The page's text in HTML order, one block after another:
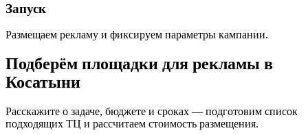
Запуск
Размещаем рекламу и фиксируем параметры кампании.
Подберём площадки для рекламы в
Косатыни
Расскажите о задаче, бюджете и сроках — подготовим список
подходящих ТЦ и рассчитаем стоимость размещения.